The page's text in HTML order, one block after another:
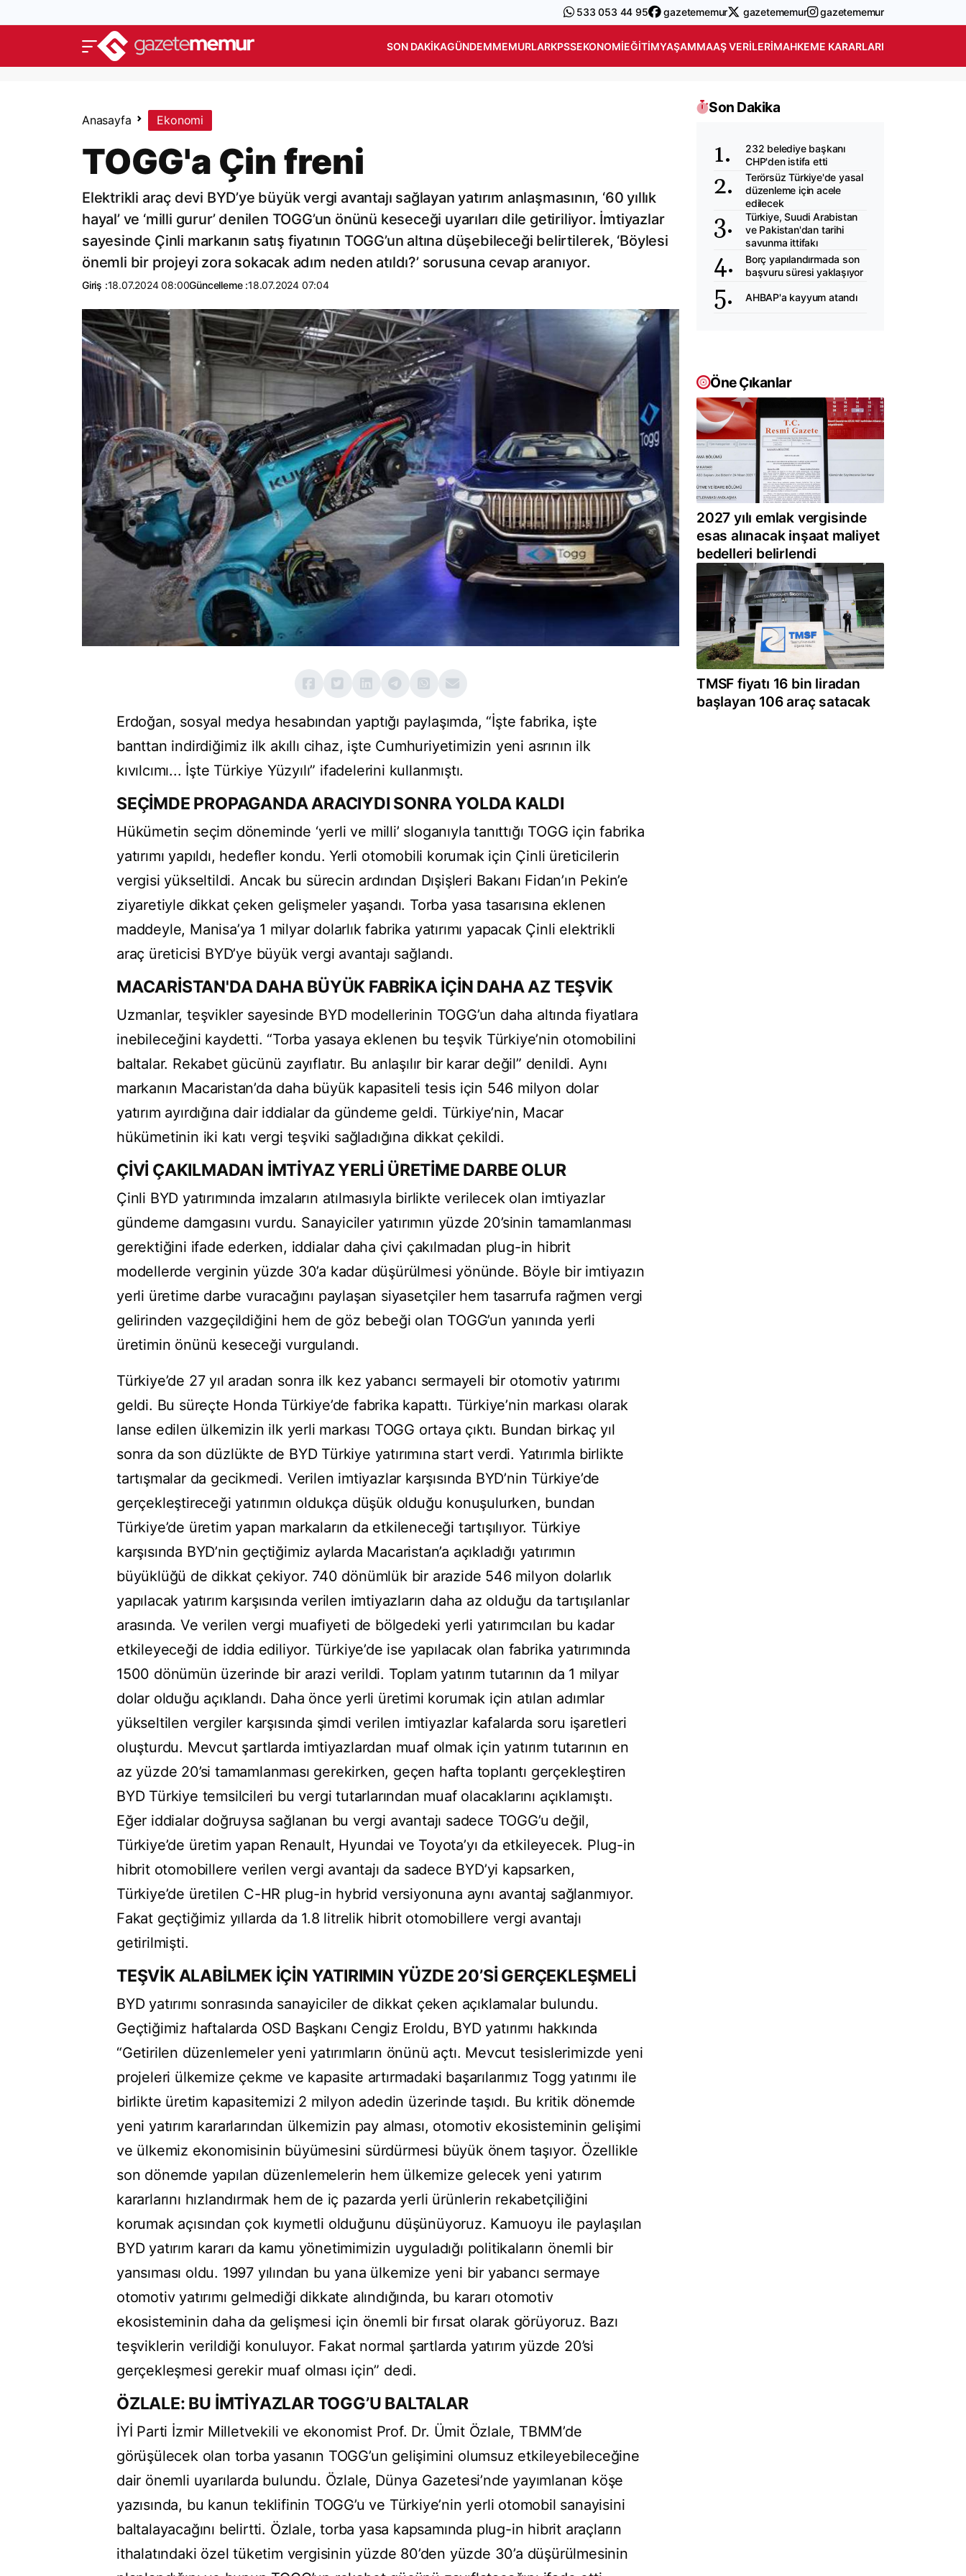
533 053 44 95 gazetememur gazetememur gazetememur
SON DAKIKAGÜNDEMMEMURLARKPSSEKONOMIEĞITIMYAŞAMMAAŞ VERILERIMAHKEME KARARLARI
Anasayfa Ekonomi
TOGG'a Çin freni
Elektrikli araç devi BYD’ye büyük vergi avantajı sağlayan yatırım anlaşmasının, ‘60 yıllık
hayal’ ve ‘milli gurur’ denilen TOGG’un önünü keseceği uyarıları dile getiriliyor. İmtiyazlar
sayesinde Çinli markanın satış fiyatının TOGG’un altına düşebileceği belirtilerek, ‘Böylesi
önemli bir projeyi zora sokacak adım neden atıldı?’ sorusuna cevap aranıyor.
Giriş :18.07.2024 08:00Güncelleme :18.07.2024 07:04
Erdoğan, sosyal medya hesabından yaptığı paylaşımda, “İşte fabrika, işte
banttan indirdiğimiz ilk akıllı cihaz, işte Cumhuriyetimizin yeni asrının ilk
kıvılcımı... İşte Türkiye Yüzyılı” ifadelerini kullanmıştı.
SEÇİMDE PROPAGANDA ARACIYDI SONRA YOLDA KALDI
Hükümetin seçim döneminde ‘yerli ve milli’ sloganıyla tanıttığı TOGG için fabrika
yatırımı yapıldı, hedefler kondu. Yerli otomobili korumak için Çinli üreticilerin
vergisi yükseltildi. Ancak bu sürecin ardından Dışişleri Bakanı Fidan’ın Pekin’e
ziyaretiyle dikkat çeken gelişmeler yaşandı. Torba yasa tasarısına eklenen
maddeyle, Manisa’ya 1 milyar dolarlık fabrika yatırımı yapacak Çinli elektrikli
araç üreticisi BYD’ye büyük vergi avantajı sağlandı.
MACARİSTAN'DA DAHA BÜYÜK FABRİKA İÇİN DAHA AZ TEŞVİK
Uzmanlar, teşvikler sayesinde BYD modellerinin TOGG’un daha altında fiyatlara
inebileceğini kaydetti. “Torba yasaya eklenen bu teşvik Türkiye’nin otomobilini
baltalar. Rekabet gücünü zayıflatır. Bu anlaşılır bir karar değil” denildi. Aynı
markanın Macaristan’da daha büyük kapasiteli tesis için 546 milyon dolar
yatırım ayırdığına dair iddialar da gündeme geldi. Türkiye’nin, Macar
hükümetinin iki katı vergi teşviki sağladığına dikkat çekildi.
ÇİVİ ÇAKILMADAN İMTİYAZ YERLİ ÜRETİME DARBE OLUR
Çinli BYD yatırımında imzaların atılmasıyla birlikte verilecek olan imtiyazlar
gündeme damgasını vurdu. Sanayiciler yatırımın yüzde 20’sinin tamamlanması
gerektiğini ifade ederken, iddialar daha çivi çakılmadan plug-in hibrit
modellerde verginin yüzde 30’a kadar düşürülmesi yönünde. Böyle bir imtiyazın
yerli üretime darbe vuracağını paylaşan siyasetçiler hem tasarrufa rağmen vergi
gelirinden vazgeçildiğini hem de göz bebeği olan TOGG’un yanında yerli
üretimin önünü keseceği vurgulandı.
Türkiye’de 27 yıl aradan sonra ilk kez yabancı sermayeli bir otomotiv yatırımı
geldi. Bu süreçte Honda Türkiye’de fabrika kapattı. Türkiye’nin markası olarak
lanse edilen ülkemizin ilk yerli markası TOGG ortaya çıktı. Bundan birkaç yıl
sonra da son düzlükte de BYD Türkiye yatırımına start verdi. Yatırımla birlikte
tartışmalar da gecikmedi. Verilen imtiyazlar karşısında BYD’nin Türkiye’de
gerçekleştireceği yatırımın oldukça düşük olduğu konuşulurken, bundan
Türkiye’de üretim yapan markaların da etkileneceği tartışılıyor. Türkiye
karşısında BYD’nin geçtiğimiz aylarda Macaristan’a açıkladığı yatırımın
büyüklüğü de dikkat çekiyor. 740 dönümlük bir arazide 546 milyon dolarlık
yapılacak yatırım karşısında verilen imtiyazların daha az olduğu da tartışılanlar
arasında. Ve verilen vergi muafiyeti de bölgedeki yerli yatırımcıları bu kadar
etkileyeceği de iddia ediliyor. Türkiye’de ise yapılacak olan fabrika yatırımında
1500 dönümün üzerinde bir arazi verildi. Toplam yatırım tutarının da 1 milyar
dolar olduğu açıklandı. Daha önce yerli üretimi korumak için atılan adımlar
yükseltilen vergiler karşısında şimdi verilen imtiyazlar kafalarda soru işaretleri
oluşturdu. Mevcut şartlarda imtiyazlardan muaf olmak için yatırım tutarının en
az yüzde 20’si tamamlanması gerekirken, geçen hafta toplantı gerçekleştiren
BYD Türkiye temsilcileri bu vergi tutarlarından muaf olacaklarını açıklamıştı.
Eğer iddialar doğruysa sağlanan bu vergi avantajı sadece TOGG’u değil,
Türkiye’de üretim yapan Renault, Hyundai ve Toyota’yı da etkileyecek. Plug-in
hibrit otomobillere verilen vergi avantajı da sadece BYD’yi kapsarken,
Türkiye’de üretilen C-HR plug-in hybrid versiyonuna aynı avantaj sağlanmıyor.
Fakat geçtiğimiz yıllarda da 1.8 litrelik hibrit otomobillere vergi avantajı
getirilmişti.
TEŞVİK ALABİLMEK İÇİN YATIRIMIN YÜZDE 20’Sİ GERÇEKLEŞMELİ
BYD yatırımı sonrasında sanayiciler de dikkat çeken açıklamalar bulundu.
Geçtiğimiz haftalarda OSD Başkanı Cengiz Eroldu, BYD yatırımı hakkında
“Getirilen düzenlemeler yeni yatırımların önünü açtı. Mevcut tesislerimizde yeni
projeleri ülkemize çekme ve kapasite artırmadaki başarılarımız Togg yatırımı ile
birlikte üretim kapasitemizi 2 milyon adedin üzerinde taşıdı. Bu kritik dönemde
yeni yatırım kararlarından ülkemizin pay alması, otomotiv ekosisteminin gelişimi
ve ülkemiz ekonomisinin büyümesini sürdürmesi büyük önem taşıyor. Özellikle
son dönemde yapılan düzenlemelerin hem ülkemize gelecek yeni yatırım
kararlarını hızlandırmak hem de iç pazarda yerli ürünlerin rekabetçiliğini
korumak açısından çok kıymetli olduğunu düşünüyoruz. Kamuoyu ile paylaşılan
BYD yatırım kararı da kamu yönetimimizin uyguladığı politikaların önemli bir
yansıması oldu. 1997 yılından bu yana ülkemize yeni bir yabancı sermaye
otomotiv yatırımı gelmediği dikkate alındığında, bu kararı otomotiv
ekosisteminin daha da gelişmesi için önemli bir fırsat olarak görüyoruz. Bazı
teşviklerin verildiği konuluyor. Fakat normal şartlarda yatırım yüzde 20’si
gerçekleşmesi gerekir muaf olması için” dedi.
ÖZLALE: BU İMTİYAZLAR TOGG’U BALTALAR
İYİ Parti İzmir Milletvekili ve ekonomist Prof. Dr. Ümit Özlale, TBMM’de
görüşülecek olan torba yasanın TOGG’un gelişimini olumsuz etkileyebileceğine
dair önemli uyarılarda bulundu. Özlale, Dünya Gazetesi’nde yayımlanan köşe
yazısında, bu kanun teklifinin TOGG’u ve Türkiye’nin yerli otomobil sanayisini
baltalayacağını belirtti. Özlale, torba yasa kapsamında plug-in hibrit araçların
ithalatındaki özel tüketim vergisinin yüzde 80’den yüzde 30’a düşürülmesinin
Son Dakika
232 belediye başkanı
CHP'den istifa etti
Terörsüz Türkiye'de yasal
düzenleme için acele
edilecek
Türkiye, Suudi Arabistan
ve Pakistan'dan tarihi
savunma ittifakı
Borç yapılandırmada son
başvuru süresi yaklaşıyor
AHBAP'a kayyum atandı
Öne Çıkanlar
2027 yılı emlak vergisinde
esas alınacak inşaat maliyet
bedelleri belirlendi
TMSF fiyatı 16 bin liradan
başlayan 106 araç satacak